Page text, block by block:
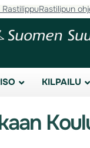
Rastilipun
KILPAILU